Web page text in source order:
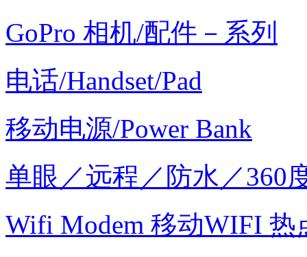
GoPro 相机/配件－系列
电话/Handset/Pad
移动电源/Power Bank
单眼／远程／防水／360
Wifi Modem 移动WIFI 热